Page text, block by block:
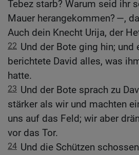
Tebez starb? Warum seid ihr
Mauer herangekommen? —,
Auch dein Knecht Urija, der
22 Und der Bote ging hin; und
berichtete David alles, was
hatte.
23 Und der Bote sprach zu
stärker als wir und machten
uns auf das Feld; wir aber
vor das Tor.
24 Und die Schützen